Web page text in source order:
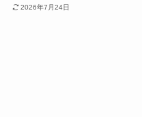
2026年7月24日